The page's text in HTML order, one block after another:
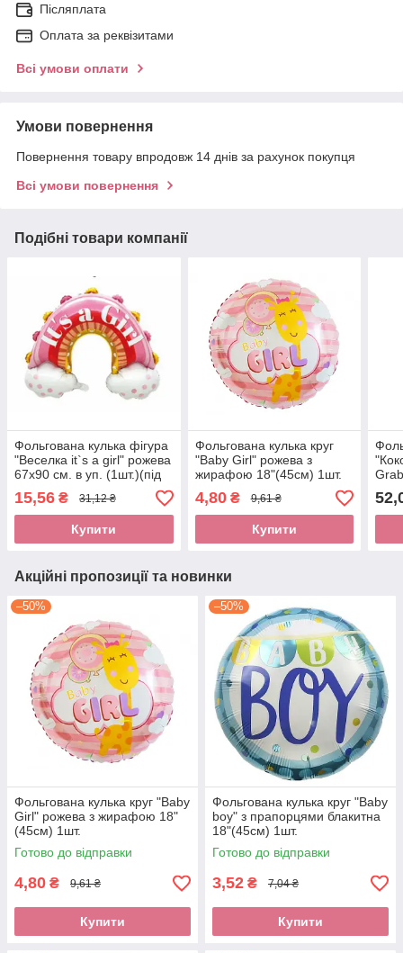
Післяплата
Оплата за реквізитами
Всі умови оплати
Умови повернення
Повернення товару впродовж 14 днів за рахунок покупця
Всі умови повернення
Подібні товари компанії
Фольгована кулька фігура
"Веселка it`s a girl" рожева
67х90 см. в уп. (1шт.)(під
повітря)
15,56 ₴ 31,12 ₴
Купити
Фольгована кулька круг
"Baby Girl" рожева з
жирафою 18"(45см) 1шт.
4,80₴ 9,61 ₴
Купити
Акційні пропозиції та новинки
–50%
Фольгована кулька круг "Baby
Girl" рожева з жирафою 18"
(45см) 1шт.
Готово до відправки
4,80 ₴ 9,61 ₴
Купити
–50%
Фольгована кулька круг "Baby
boy" з прапорцями блакитна
18"(45см) 1шт.
Готово до відправки
3,52 ₴ 7,04 ₴
Купити